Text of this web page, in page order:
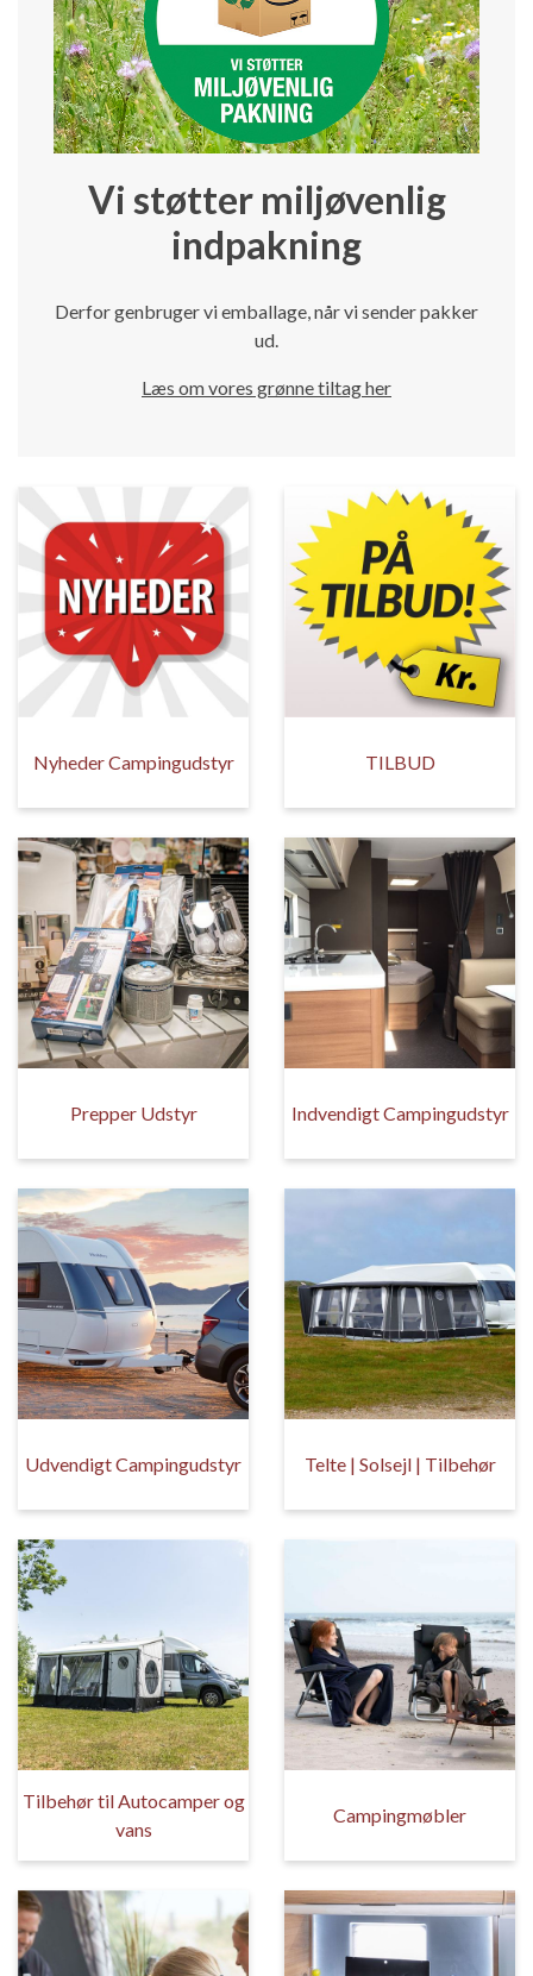
Vi støtter miljøvenlig
indpakning
Derfor genbruger vi emballage, når vi sender pakker
ud.
Læs om vores grønne tiltag her
Nyheder Campingudstyr TILBUD
Prepper Udstyr Indvendigt Campingudstyr
Udvendigt Campingudstyr Telte | Solsejl | Tilbehør
Tilbehør til Autocamper og
vans
Campingmøbler